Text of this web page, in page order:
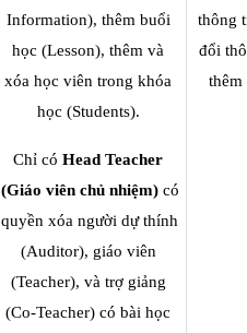
Information), thêm buổi
học (Lesson), thêm và
xóa học viên trong khóa
học (Students).
Chỉ có Head Teacher
(Giáo viên chủ nhiệm) có
quyền xóa người dự thính
(Auditor), giáo viên
(Teacher), và trợ giảng
(Co-Teacher) có bài học
thông
đổi
thêm